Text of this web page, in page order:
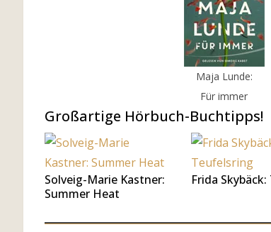
Maja Lunde:
Für immer
Großartige Hörbuch-Buchtipps!
Solveig-Marie Kastner:
Summer Heat
Frida